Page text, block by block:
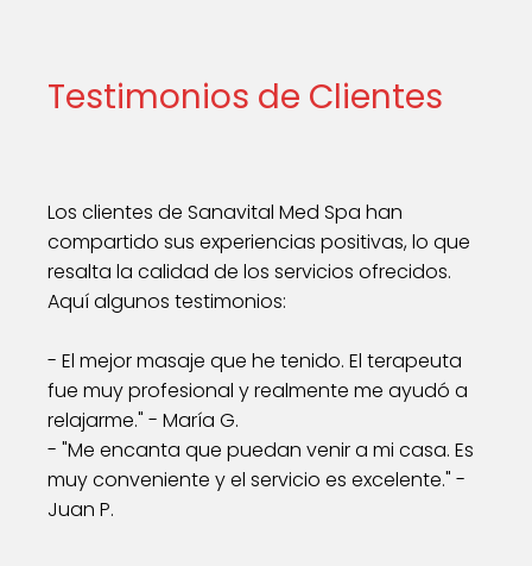
Testimonios de Clientes
Los clientes de Sanavital Med Spa han
compartido sus experiencias positivas, lo que
resalta la calidad de los servicios ofrecidos.
Aquí algunos testimonios:
- El mejor masaje que he tenido. El terapeuta
fue muy profesional y realmente me ayudó a
relajarme." - María G.
- "Me encanta que puedan venir a mi casa. Es
muy conveniente y el servicio es excelente." -
Juan P.